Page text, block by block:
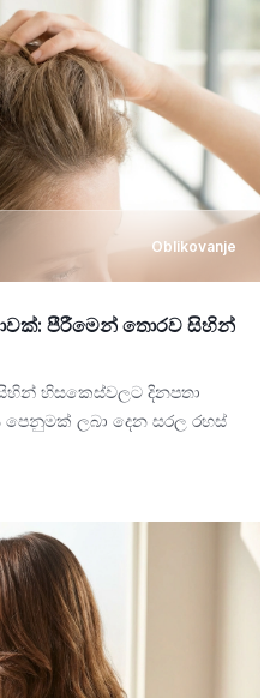
Oblikovanje
පීරීමෙන් තොරව සිහින්
හිසකෙස්වලට දිනපතා
ලබා දෙන සරල රහස්